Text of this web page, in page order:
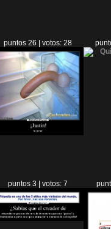
puntos 26 | votos: 28
puntos 3 | votos: 7